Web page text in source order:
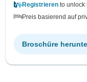
Registrieren to unlock
Preis basierend auf
Broschüre